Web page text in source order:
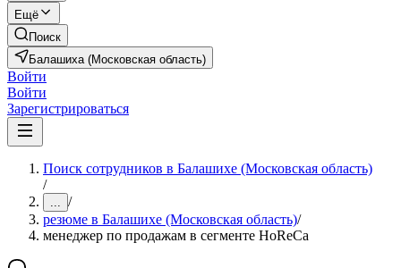
Ещё
Поиск
Балашиха (Московская область)
Войти
Войти
Зарегистрироваться
Поиск сотрудников в Балашихе (Московская область)
/
... /
резюме в Балашихе (Московская область)/
менеджер по продажам в сегменте HoReCa